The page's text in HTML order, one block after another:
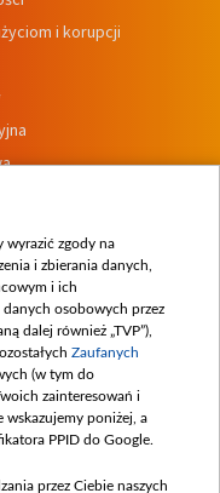
i korupcji
wyrazić zgody na
i zbierania danych,
i ich
osobowych przez
dalej również „TVP”),
Zaufanych
(w tym do
zainteresowań i
wskazujemy poniżej, a
PPID do Google.
przez Ciebie naszych